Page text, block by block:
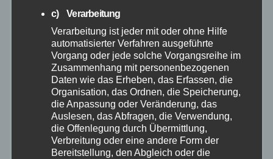
Mai 2026
April 2026
März 2026
Februar 2026
c) Verarbeitung
Verarbeitung ist jeder mit oder ohne Hilfe
automatisierter Verfahren ausgeführte
Vorgang oder jede solche Vorgangsreihe im
Zusammenhang mit personenbezogenen
Daten wie das Erheben, das Erfassen, die
Organisation, das Ordnen, die Speicherung,
die Anpassung oder Veränderung, das
Auslesen, das Abfragen, die Verwendung,
die Offenlegung durch Übermittlung,
Verbreitung oder eine andere Form der
Bereitstellung, den Abgleich oder die